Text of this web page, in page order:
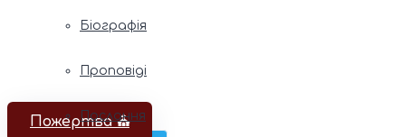
Пожертва ⛪️
Біографія
Проповіді
Послання